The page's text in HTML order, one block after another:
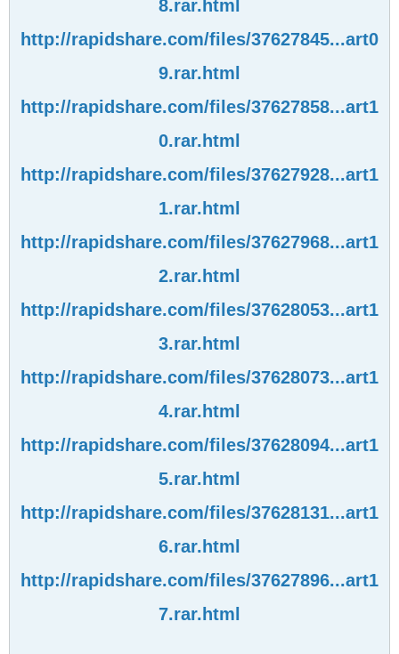
http://rapidshare.com/files/37627845...art0
9.rar.html
http://rapidshare.com/files/37627858...art1
0.rar.html
http://rapidshare.com/files/37627928...art1
1.rar.html
http://rapidshare.com/files/37627968...art1
2.rar.html
http://rapidshare.com/files/37628053...art1
3.rar.html
http://rapidshare.com/files/37628073...art1
4.rar.html
http://rapidshare.com/files/37628094...art1
5.rar.html
http://rapidshare.com/files/37628131...art1
6.rar.html
http://rapidshare.com/files/37627896...art1
7.rar.html